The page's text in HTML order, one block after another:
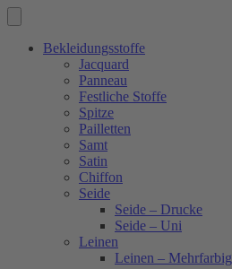
Bekleidungsstoffe
Jacquard
Panneau
Festliche Stoffe
Spitze
Pailletten
Samt
Satin
Chiffon
Seide
Seide – Drucke
Seide – Uni
Leinen
Leinen – Mehrfarbig